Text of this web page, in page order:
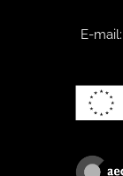
E-mail: